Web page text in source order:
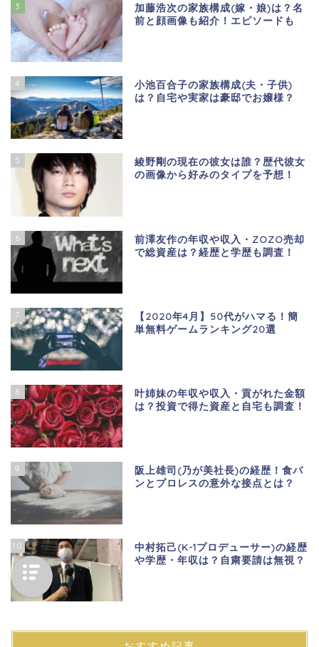
3
加藤浩次の家族構成(嫁・娘)は？名
前と顔画像も紹介！エピソードも
4
小池百合子の家族構成(夫・子供)
は？自宅や実家は豪邸でお嬢様？
5
綾野剛の現在の彼女は誰？歴代彼女
の画像から好みのタイプを予想！
6
前澤友作の年収や収入・ZOZO売却
で総資産は？経歴と学歴も調査！
7
【2020年4月】50代がハマる！簡
単無料ゲームランキング20選
8
叶姉妹の年収や収入・貢がれた金額
は？投資で得た資産と自宅も調査！
9
阪上雄司(乃が美社長)の経歴！食パ
ンとプロレスの意外な接点とは？
10
中村拓己(K-1プロデューサー)の経歴
や学歴・年収は？自粛要請は無視？